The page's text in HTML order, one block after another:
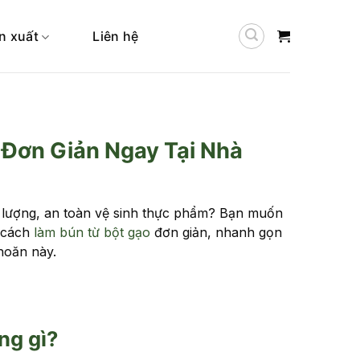
xuất Liên hệ
Giản Ngay Tại Nhà
an toàn vệ sinh thực phẩm? Bạn muốn
làm bún từ bột gạo đơn giản, nhanh gọn
này.
gì?